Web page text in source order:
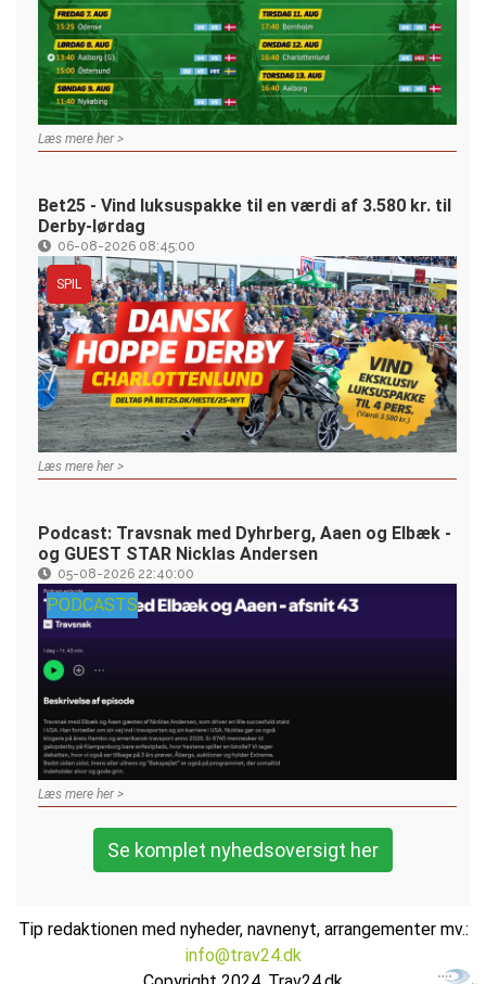
Læs mere her >
Bet25 - Vind luksuspakke til en værdi af 3.580 kr. til
Derby-lørdag
06-08-2026 08:45:00
SPIL
Læs mere her >
Podcast: Travsnak med Dyhrberg, Aaen og Elbæk -
og GUEST STAR Nicklas Andersen
05-08-2026 22:40:00
PODCASTS
Læs mere her >
Se komplet nyhedsoversigt her
Tip redaktionen med nyheder, navnenyt, arrangementer mv.:
info@trav24.dk